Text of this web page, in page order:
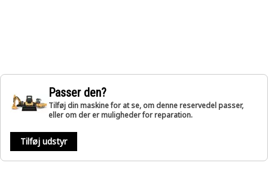
Passer den?
Tilføj din maskine for at se, om denne reservedel passer,
eller om der er muligheder for reparation.
Tilføj udstyr